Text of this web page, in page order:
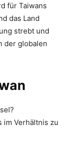
für Taiwans
das Land
strebt und
der globalen
im Verhältnis zu